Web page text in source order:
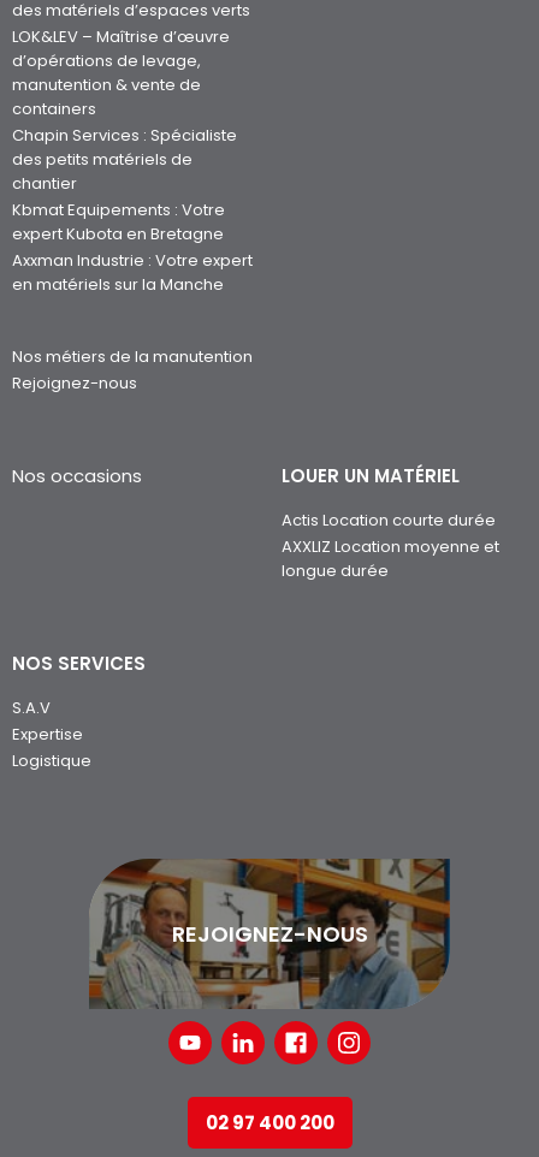
des matériels d’espaces verts
LOK&LEV – Maîtrise d’œuvre
d’opérations de levage,
manutention & vente de
containers
Chapin Services : Spécialiste
des petits matériels de
chantier
Kbmat Equipements : Votre
expert Kubota en Bretagne
Axxman Industrie : Votre expert
en matériels sur la Manche
Nos métiers de la manutention
Rejoignez-nous
Nos occasions LOUER UN MATÉRIEL
Actis Location courte durée
AXXLIZ Location moyenne et
longue durée
NOS SERVICES
S.A.V
Expertise
Logistique
REJOIGNEZ-NOUS
02 97 400 200